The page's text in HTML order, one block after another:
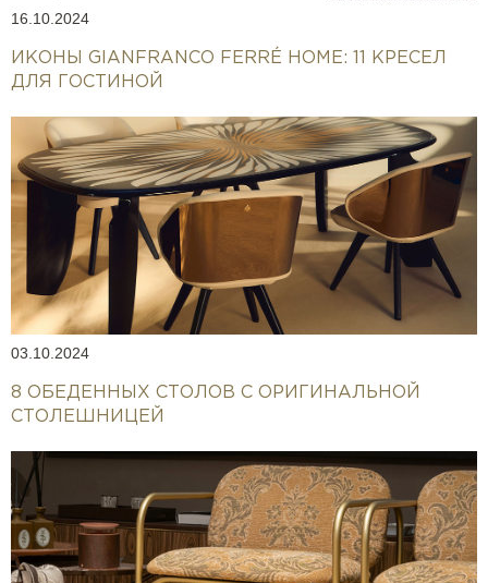
16.10.2024
ИКОНЫ GIANFRANCO FERRÉ HOME: 11 КРЕСЕЛ
ДЛЯ ГОСТИНОЙ
03.10.2024
8 ОБЕДЕННЫХ СТОЛОВ С ОРИГИНАЛЬНОЙ
СТОЛЕШНИЦЕЙ